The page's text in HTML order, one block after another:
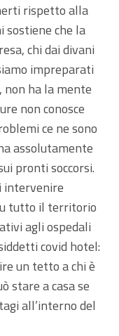
rispetto alla
sostiene che la
chi dai divani
impreparati
non ha la mente
non conosce
ce ne sono
assolutamente
pronti soccorsi.
intervenire
tutto il territorio
agli ospedali
covid hotel:
un tetto a chi è
stare a casa se
all’interno del